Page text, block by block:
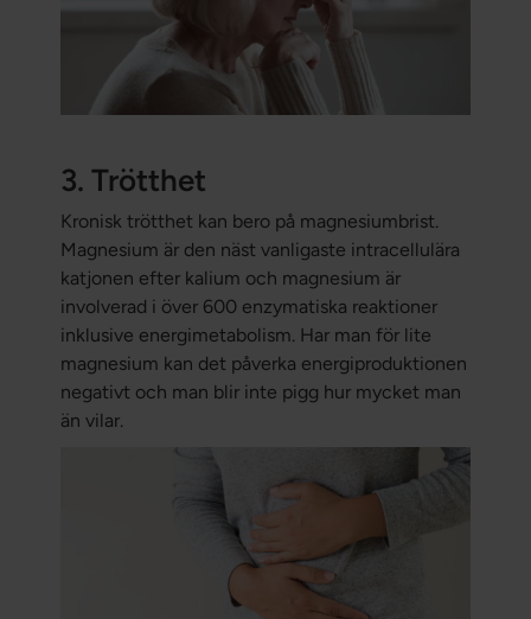
3. Trötthet
Kronisk trötthet kan bero på magnesiumbrist.
Magnesium är den näst vanligaste intracellulära
katjonen efter kalium och magnesium är
involverad i över 600 enzymatiska reaktioner
inklusive energimetabolism. Har man för lite
magnesium kan det påverka energiproduktionen
negativt och man blir inte pigg hur mycket man
än vilar.